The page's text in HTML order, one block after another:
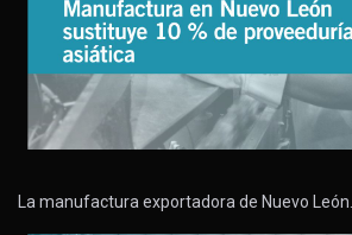
La manufactura exportadora de Nuevo León…